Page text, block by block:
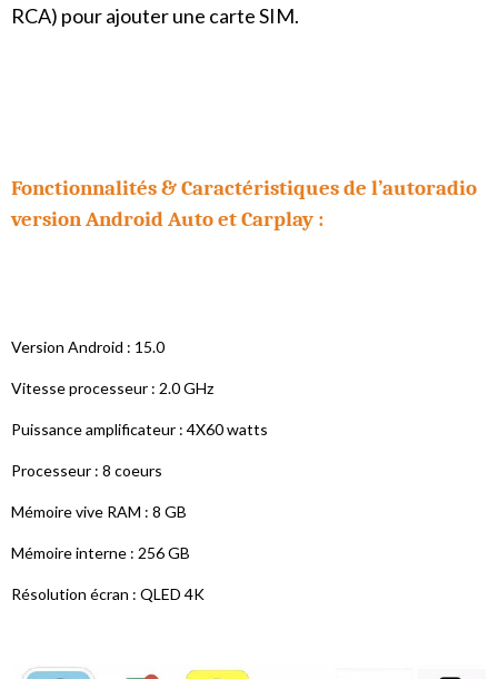
RCA) pour ajouter une carte SIM.
Fonctionnalités & Caractéristiques de l’autoradio
version Android Auto et Carplay :
Version Android : 15.0
Vitesse processeur : 2.0 GHz
Puissance amplificateur : 4X60 watts
Processeur : 8 coeurs
Mémoire vive RAM : 8 GB
Mémoire interne : 256 GB
Résolution écran : QLED 4K